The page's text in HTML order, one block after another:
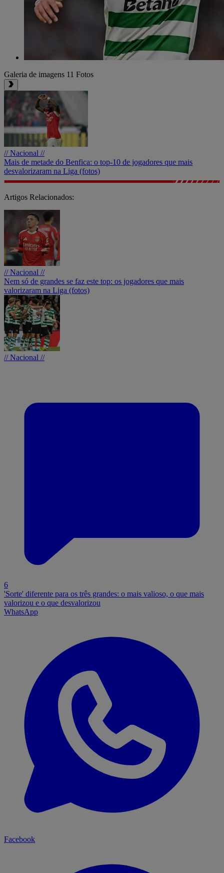
Galeria de imagens 11 Fotos
// Nacional //
Mais de metade do Benfica: o top-10 de jogadores que mais
desvalorizaram na Liga (fotos)
Artigos Relacionados:
// Nacional //
Nem só de grandes se faz este top: os jogadores que mais
valorizaram na Liga (fotos)
// Nacional //
6
'Sorte' diferente para os três grandes: o mais valioso, o que mais
valorizou e o que desvalorizou
WhatsApp
Facebook